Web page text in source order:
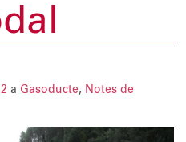
a Gasoducte, Notes de